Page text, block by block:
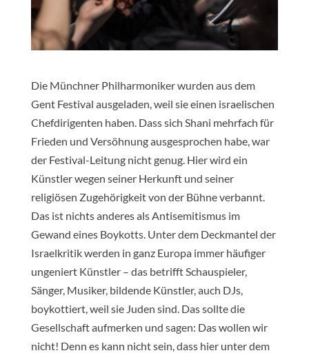
Die Münchner Philharmoniker wurden aus dem
Gent Festival ausgeladen, weil sie einen israelischen
Chefdirigenten haben. Dass sich Shani mehrfach für
Frieden und Versöhnung ausgesprochen habe, war
der Festival-Leitung nicht genug. Hier wird ein
Künstler wegen seiner Herkunft und seiner
religiösen Zugehörigkeit von der Bühne verbannt.
Das ist nichts anderes als Antisemitismus im
Gewand eines Boykotts. Unter dem Deckmantel der
Israelkritik werden in ganz Europa immer häufiger
ungeniert Künstler – das betrifft Schauspieler,
Sänger, Musiker, bildende Künstler, auch DJs,
boykottiert, weil sie Juden sind. Das sollte die
Gesellschaft aufmerken und sagen: Das wollen wir
nicht! Denn es kann nicht sein, dass hier unter dem